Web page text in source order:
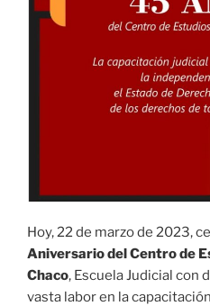
Hoy, 22 de marzo de 2023,
Aniversario del Centro de
Chaco, Escuela Judicial con
vasta labor en la